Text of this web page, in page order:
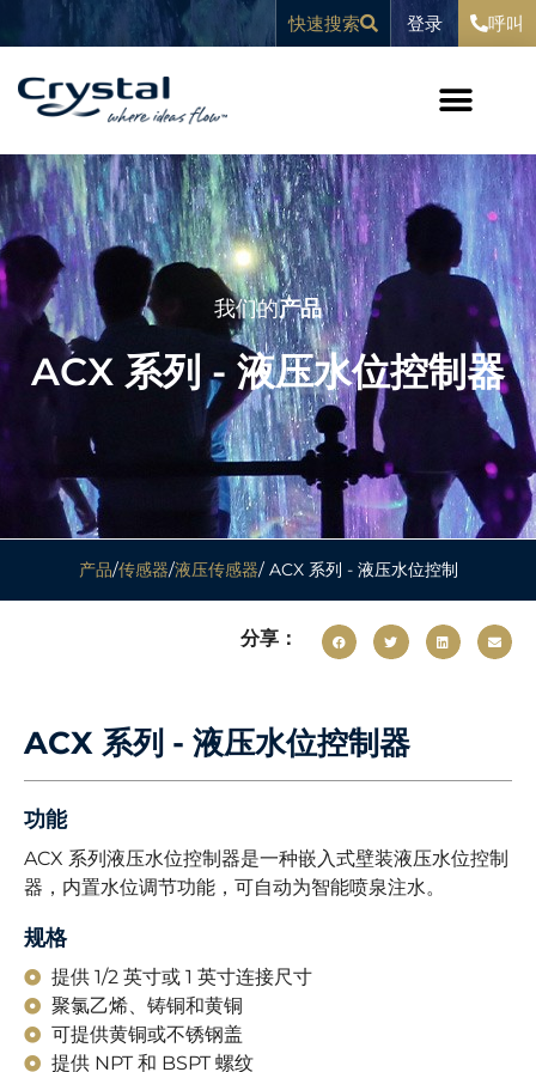
快速搜索 登录 呼叫
我们的产品
ACX 系列 - 液压水位控制器
产品/传感器/液压传感器/ ACX 系列 - 液压水位控制
分享：
ACX 系列 - 液压水位控制器
功能
ACX 系列液压水位控制器是一种嵌入式壁装液压水位控制
器，内置水位调节功能，可自动为智能喷泉注水。
规格
提供 1/2 英寸或 1 英寸连接尺寸
聚氯乙烯、铸铜和黄铜
可提供黄铜或不锈钢盖
提供 NPT 和 BSPT 螺纹